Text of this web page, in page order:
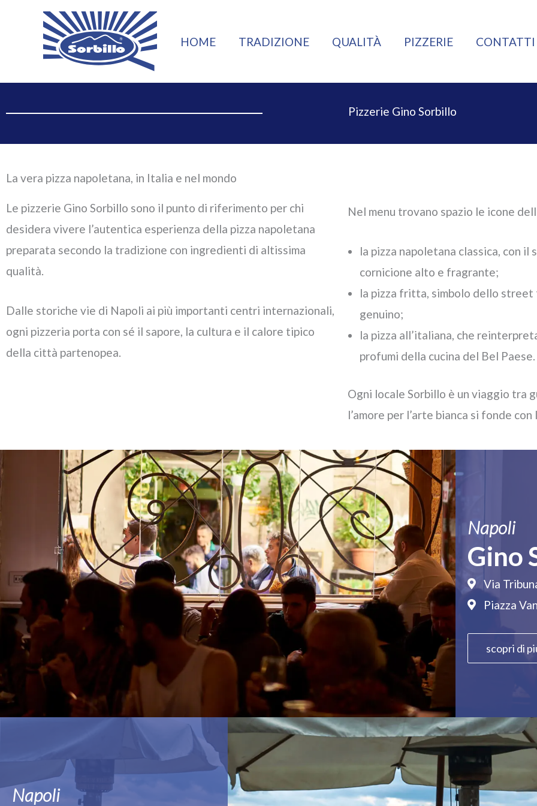
contenuto
HOME TRADIZIONE QUALITÀ PIZZERIE CONTATTI
Pizzerie Gino Sorbillo
La vera pizza napoletana, in Italia e nel mondo
Le pizzerie Gino Sorbillo sono il punto di riferimento per chi
desidera vivere l’autentica esperienza della pizza napoletana
preparata secondo la tradizione con ingredienti di altissima
qualità.
Dalle storiche vie di Napoli ai più importanti centri internazionali,
ogni pizzeria porta con sé il sapore, la cultura e il calore tipico
della città partenopea.
Nel menu trovano spazio le icone
la pizza napoletana classica, con il
cornicione alto e fragrante;
la pizza fritta, simbolo dello
genuino;
la pizza all’italiana, che
profumi della cucina del Bel Paese.
Ogni locale Sorbillo è un viaggio tra
l’amore per l’arte bianca si fonde
Napoli
Gino
Via
Piazza
scopri di
Napoli